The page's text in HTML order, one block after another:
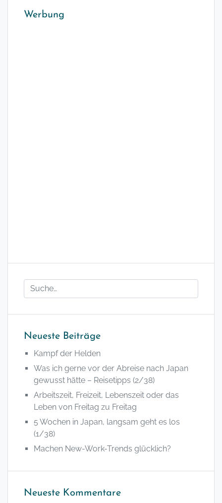
Werbung
Neueste Beiträge
Kampf der Helden
Was ich gerne vor der Abreise nach Japan
gewusst hätte – Reisetipps (2/38)
Arbeitszeit, Freizeit, Lebenszeit oder das
Leben von Freitag zu Freitag
5 Wochen in Japan, langsam geht es los
(1/38)
Machen New-Work-Trends glücklich?
Neueste Kommentare